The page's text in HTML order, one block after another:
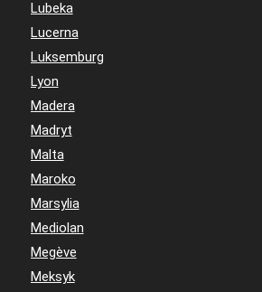
Lubeka
Lucerna
Luksemburg
Lyon
Madera
Madryt
Malta
Maroko
Marsylia
Mediolan
Megève
Meksyk